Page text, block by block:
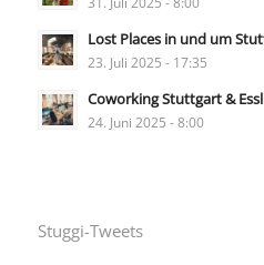
Lost Places in und um
23. Juli 2025 - 17:35
Coworking Stuttgart &
24. Juni 2025 - 8:00
Stuggi-Tweets